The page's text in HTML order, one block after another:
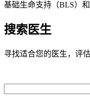
基础生命支持（BLS）
搜索医生
寻找适合您的医生，评